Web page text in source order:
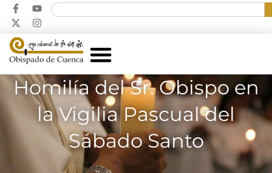
Homilía del Sr. Obispo en
la Vigilia Pascual del
Sábado Santo